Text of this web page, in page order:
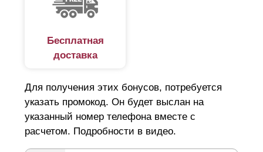
Бесплатная
доставка
Для получения этих бонусов, потребуется
указать промокод. Он будет выслан на
указанный номер телефона вместе с
расчетом. Подробности в видео.